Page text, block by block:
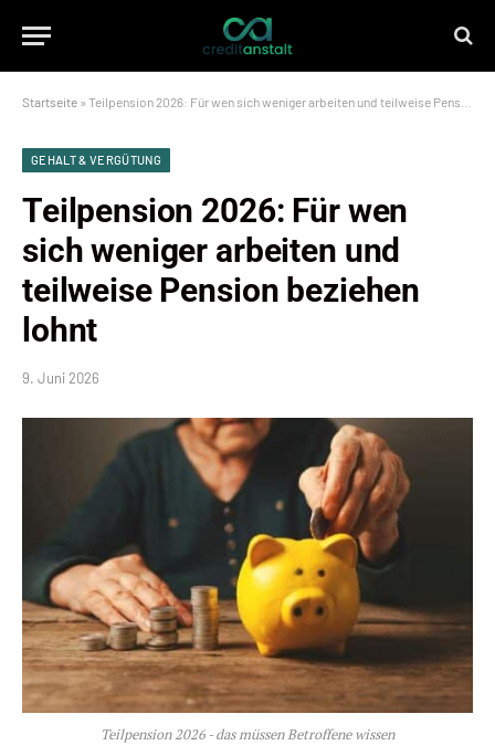
Startseite » Teilpension 2026: Für wen sich weniger arbeiten und teilweise Pension beziehen lohnt
GEHALT & VERGÜTUNG
Teilpension 2026: Für wen
sich weniger arbeiten und
teilweise Pension beziehen
lohnt
9. Juni 2026
Teilpension 2026 - das müssen Betroffene wissen